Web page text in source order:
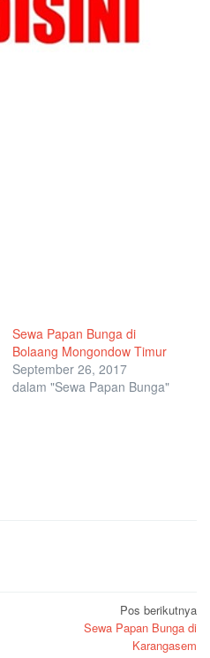
Sewa Papan Bunga di
Bolaang Mongondow Timur
September 26, 2017
dalam "Sewa Papan Bunga"
Pos berikutnya
Sewa Papan Bunga di
Karangasem